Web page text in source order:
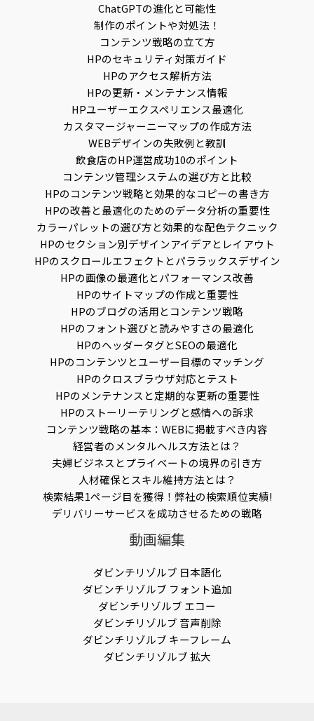
ChatGPTの進化と可能性
制作のポイントや対処法！
コンテンツ戦略の立て方
HPのセキュリティ対策ガイド
HPのアクセス解析方法
HPの更新・メンテナンス情報
HPユーザーエクスペリエンス最適化
カスタマージャーニーマップの作成方法
WEBデザインの失敗例と教訓
飲食店のHP運営成功10のポイント
コンテンツ管理システムの選び方と比較
HPのコンテンツ戦略と効果的なコピーの書き方
HPの改善と最適化のためのデータ分析の重要性
カラーパレットの選び方と効果的な配色テクニック
HPのセクション別デザインアイデアとレイアウト
HPのスクロールエフェクトとパララックスデザイン
HPの画像の最適化とパフォーマンス改善
HPのサイトマップの作成と重要性
HPのブログの活用とコンテンツ戦略
HPのフォント選びと読みやすさの最適化
HPのヘッダータグとSEOの最適化
HPのコンテンツとユーザー目標のマッチング
HPのクロスブラウザ対応とテスト
HPのメンテナンスと定期的な更新の重要性
HPのストーリーテリングと感情への訴求
コンテンツ戦略の基本：WEBに掲載すべき内容
経営者のメンタルヘルス方法とは？
夫婦ビジネスとプライベートの境界の引き方
人材確保とスキル維持方法とは？
検索結果1ページ目を獲得！弊社の検索順位実績!
デリバリーサービスを成功させるための戦略
動画編集
ダビンチリゾルブ 日本語化
ダビンチリゾルブ フォント追加
ダビンチリゾルブ エコー
ダビンチリゾルブ 音声削除
ダビンチリゾルブ キーフレーム
ダビンチリゾルブ 拡大